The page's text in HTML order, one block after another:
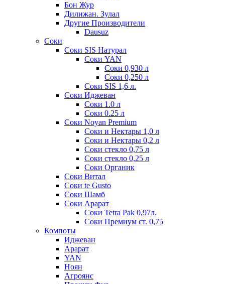
Бон Жур
Дилижан. Зулал
Другие Производители
Dausuz
Соки
Соки SIS Натурал
Соки YAN
Соки 0,930 л
Соки 0,250 л
Соки SIS 1,6 л.
Соки Иджеван
Соки 1.0 л
Соки 0.25 л
Соки Noyan Premium
Соки и Нектары 1,0 л
Соки и Нектары 0,2 л
Соки стекло 0,75 л
Соки стекло 0,25 л
Соки Органик
Соки Витал
Соки te Gusto
Соки Шамб
Соки Арарат
Соки Tetra Pak 0,97л.
Соки Премиум ст. 0,75
Компоты
Иджеван
Арарат
YAN
Ноян
Агроянс